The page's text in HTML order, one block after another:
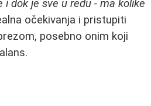
i dok je sve u redu - ma kolike
očekivanja i pristupiti
posebno onim koji